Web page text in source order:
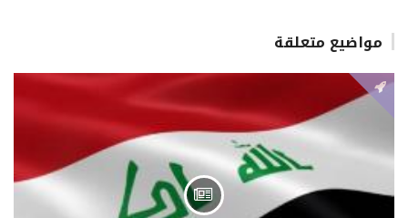
مواضيع متعلقة